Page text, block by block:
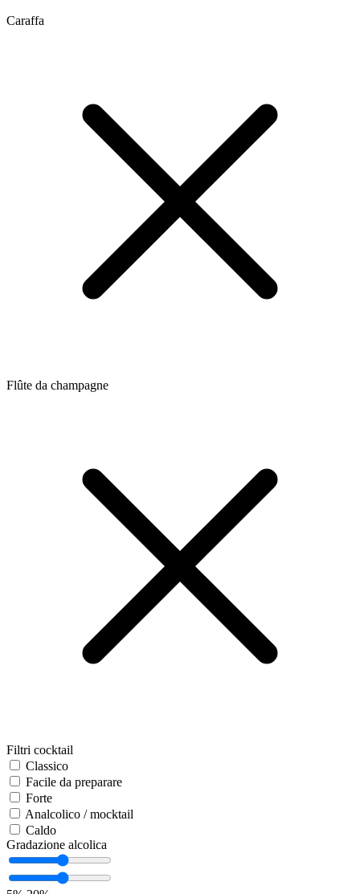
Caraffa
Flûte da champagne
Filtri cocktail
Classico
Facile da preparare
Forte
Analcolico / mocktail
Caldo
Gradazione alcolica